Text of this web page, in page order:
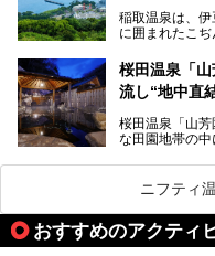
───
この記事はプ
す。
る温泉施設も
稲取温泉は、
に囲まれたこぢ
京からは約2時
もうれしいと
入れる温泉施設
ティなどを一挙
桜田温泉「
流し“地中直
桜田温泉「山
な田園地帯の中
地下に眠る源
で空気にも触
かけ流し」と
今回、桜田温泉
細レポート。ま
や食事も併せ
ニフティ
おすすめのアクティ